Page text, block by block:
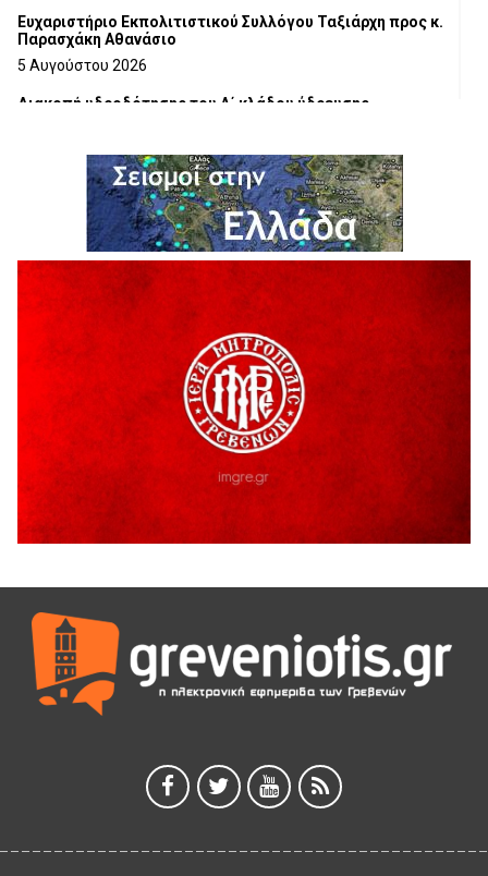
Ευχαριστήριο Εκπολιτιστικού Συλλόγου Ταξιάρχη προς κ.
Παρασχάκη Αθανάσιο
5 Αυγούστου 2026
Διακοπή υδροδότησης του Α΄ κλάδου ύδρευσης
Η Marseaux στα Γρεβενά για μια μοναδική συναυλία
5 Αυγούστου 2026
Θερινό Σινεμά στο πλαίσιο του «Πολιτιστικού
Καλοκαιριού 2026» με την βραβευμένη ταινία «Μικρές
Ανάσες».
5 Αυγούστου 2026
Γρεβενά: Συνελήφθη 18χρονος αλλοδαπός, για κλοπή
εξοπλισμού γυμναστηρίου
ΑΗ ΛΑΟΣ | 5 Αυγούστου | Υπαίθριο Θέατρο “Καστράκι”,
41η Γιορτή Κρασιού στο Τρίκωμο – «Γιορτή Παράδοσης»
5 Αυγούστου 2026
ΕΥΧΑΡΙΣΤΙΕΣ Φυσιολατρικού Συλλόγου Γρεβενών
4 Αυγούστου 2026
Έκτακτη χρηματοδότηση 400.000€ για επιπλέον εργασίες